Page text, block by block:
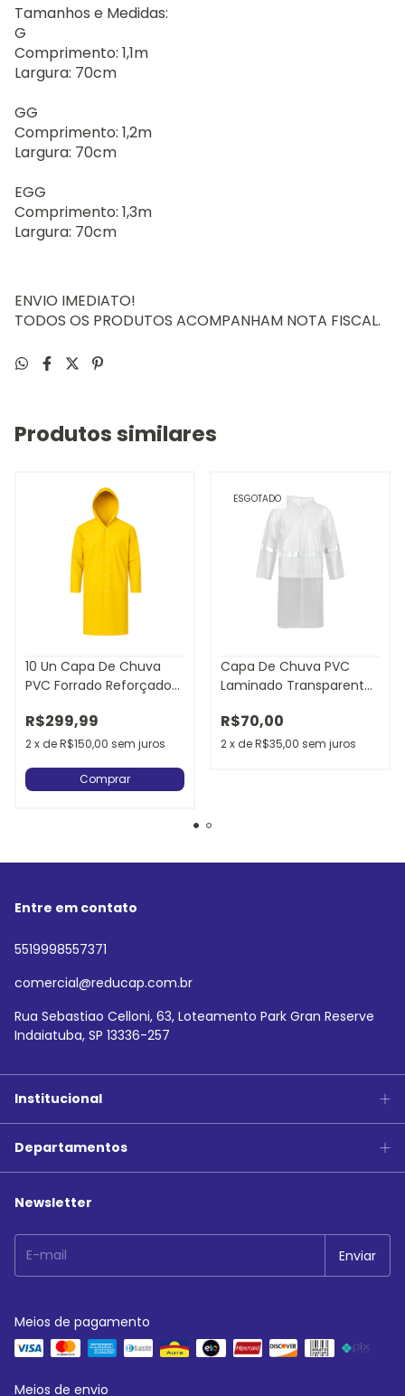
Tamanhos e Medidas:
G
Comprimento: 1,1m
Largura: 70cm
GG
Comprimento: 1,2m
Largura: 70cm
EGG
Comprimento: 1,3m
Largura: 70cm
ENVIO IMEDIATO!
TODOS OS PRODUTOS ACOMPANHAM NOTA FISCAL.
Produtos similares
10 Un Capa De Chuva
PVC Forrado Reforçado
R$299,99
2x deR$150,00 sem juros
Comprar
ESGOTADO
Capa De Chuva PVC
Laminado Transparente
R$70,00
2x deR$35,00 sem juros
5519998557371
comercial@reducap.com.br
Rua Sebastiao Celloni, 63, Loteamento Park Gran Reserve
Indaiatuba, SP 13336-257
Institucional
Departamentos
Newsletter
Meios de pagamento
Meios de envio